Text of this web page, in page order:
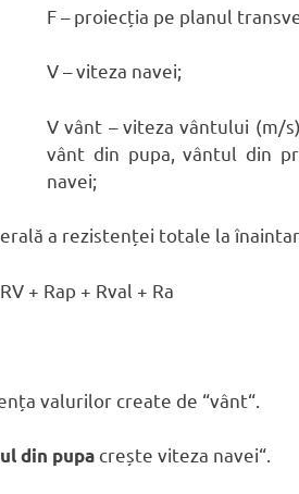
F – proiecția pe planul
V – viteza navei;
V vânt – viteza vântului (m/
vânt din pupa, vântul din
navei;
a rezistenței totale la
+ Rap + Rval + Ra
valurilor create de “vânt“.
din pupa crește viteza navei“.